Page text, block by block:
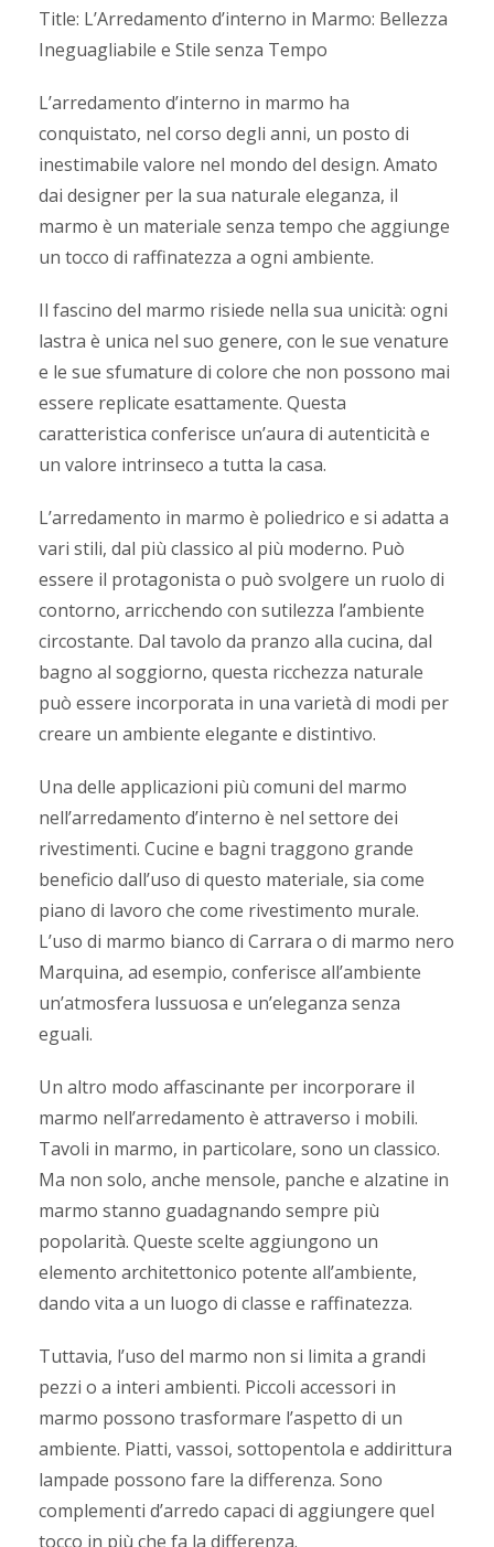
Title: L’Arredamento d’interno in Marmo: Bellezza
Ineguagliabile e Stile senza Tempo
L’arredamento d’interno in marmo ha
conquistato, nel corso degli anni, un posto di
inestimabile valore nel mondo del design. Amato
dai designer per la sua naturale eleganza, il
marmo è un materiale senza tempo che aggiunge
un tocco di raffinatezza a ogni ambiente.
Il fascino del marmo risiede nella sua unicità: ogni
lastra è unica nel suo genere, con le sue venature
e le sue sfumature di colore che non possono mai
essere replicate esattamente. Questa
caratteristica conferisce un’aura di autenticità e
un valore intrinseco a tutta la casa.
L’arredamento in marmo è poliedrico e si adatta a
vari stili, dal più classico al più moderno. Può
essere il protagonista o può svolgere un ruolo di
contorno, arricchendo con sutilezza l’ambiente
circostante. Dal tavolo da pranzo alla cucina, dal
bagno al soggiorno, questa ricchezza naturale
può essere incorporata in una varietà di modi per
creare un ambiente elegante e distintivo.
Una delle applicazioni più comuni del marmo
nell’arredamento d’interno è nel settore dei
rivestimenti. Cucine e bagni traggono grande
beneficio dall’uso di questo materiale, sia come
piano di lavoro che come rivestimento murale.
L’uso di marmo bianco di Carrara o di marmo nero
Marquina, ad esempio, conferisce all’ambiente
un’atmosfera lussuosa e un’eleganza senza
eguali.
Un altro modo affascinante per incorporare il
marmo nell’arredamento è attraverso i mobili.
Tavoli in marmo, in particolare, sono un classico.
Ma non solo, anche mensole, panche e alzatine in
marmo stanno guadagnando sempre più
popolarità. Queste scelte aggiungono un
elemento architettonico potente all’ambiente,
dando vita a un luogo di classe e raffinatezza.
Tuttavia, l’uso del marmo non si limita a grandi
pezzi o a interi ambienti. Piccoli accessori in
marmo possono trasformare l’aspetto di un
ambiente. Piatti, vassoi, sottopentola e addirittura
lampade possono fare la differenza. Sono
complementi d’arredo capaci di aggiungere quel
tocco in più che fa la differenza.